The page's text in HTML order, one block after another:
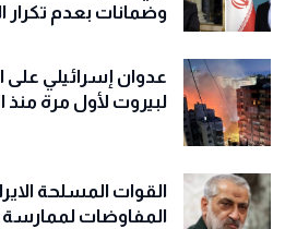
وضمانات بعدم تكرار
عدوان إسرائيلي على
لبيروت لأول مرة منذ
القوات المسلحة
المفاوضات لممارسة